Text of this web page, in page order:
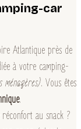
car
Atlantique près de
à votre camping-
ménagères). Vous êtes
.
au snack ?